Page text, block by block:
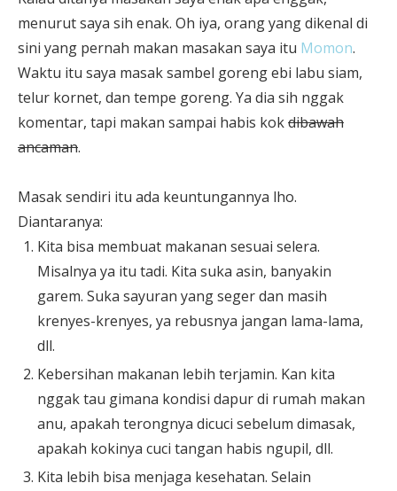
menurut saya sih enak. Oh iya, orang yang dikenal di
sini yang pernah makan masakan saya itu Momon.
Waktu itu saya masak sambel goreng ebi labu siam,
telur kornet, dan tempe goreng. Ya dia sih nggak
komentar, tapi makan sampai habis kokdibawah
ancaman.
Masak sendiri itu ada keuntungannya lho.
Diantaranya:
Kita bisa membuat makanan sesuai selera.
Misalnya ya itu tadi. Kita suka asin, banyakin
garem. Suka sayuran yang seger dan masih
krenyes-krenyes, ya rebusnya jangan lama-lama,
dll.
Kebersihan makanan lebih terjamin. Kan kita
nggak tau gimana kondisi dapur di rumah makan
anu, apakah terongnya dicuci sebelum dimasak,
apakah kokinya cuci tangan habis ngupil, dll.
Kita lebih bisa menjaga kesehatan. Selain